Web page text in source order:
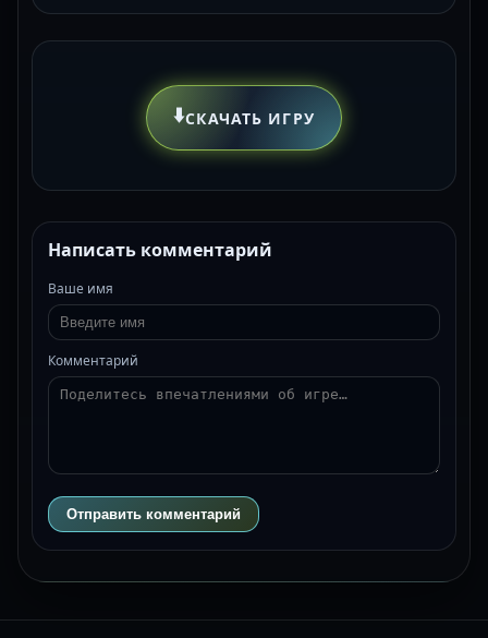
⬇️СКАЧАТЬ ИГРУ
Написать комментарий
Ваше имя
Комментарий
Отправить комментарий